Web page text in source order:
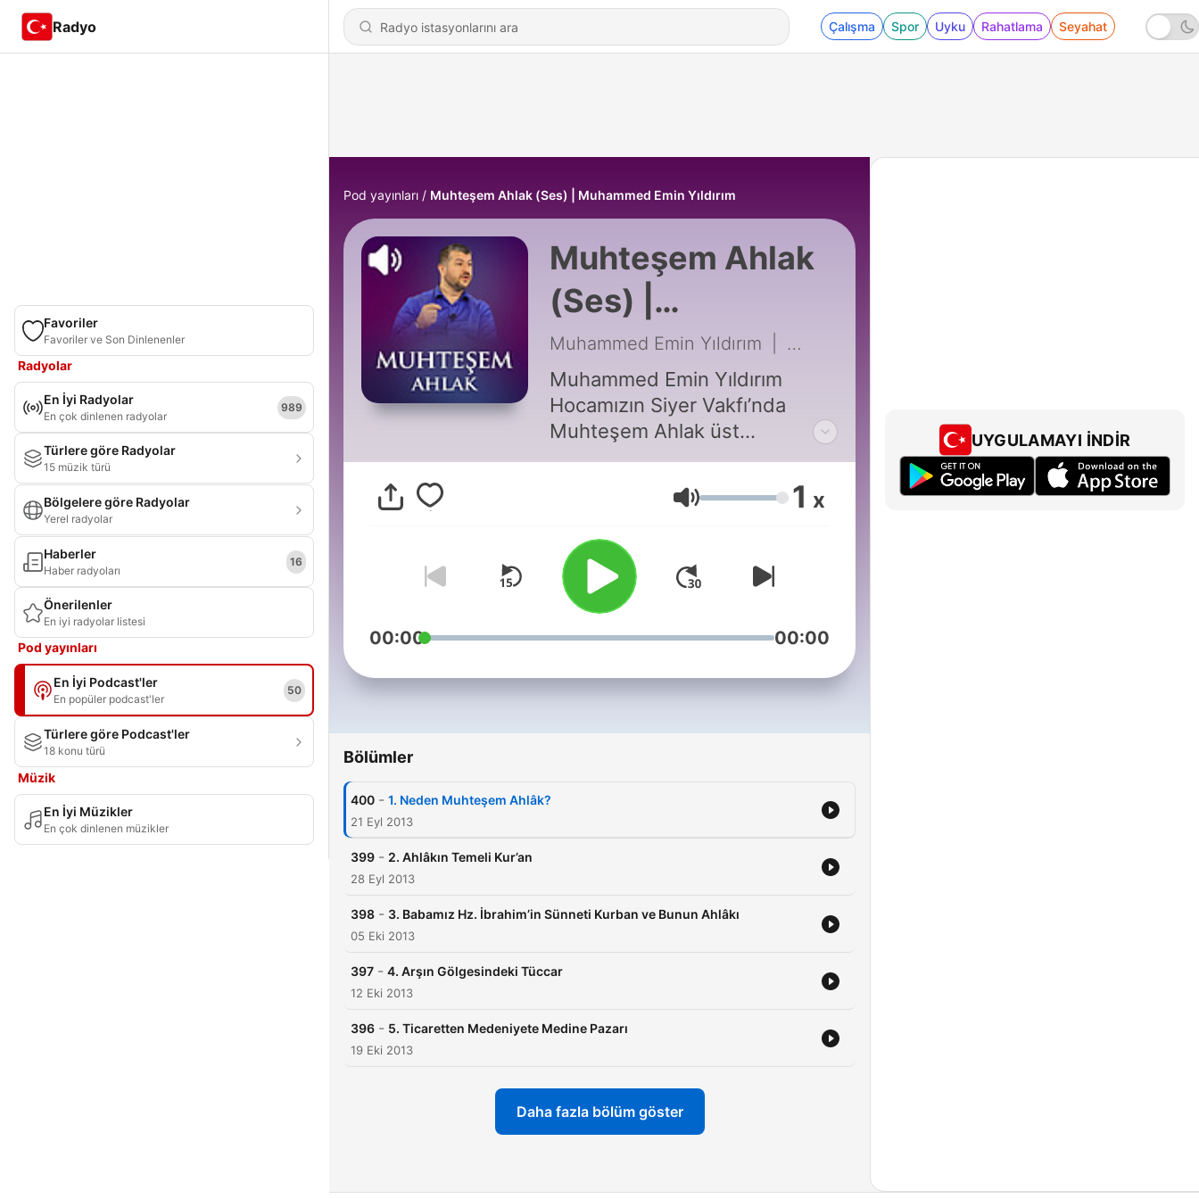
Radyo Çalışma Spor Uyku Rahatlama Seyahat
Favoriler
Favoriler ve Son Dinlenenler
Radyolar
En İyi Radyolar
En çok dinlenen radyolar
989
Türlere göre Radyolar
15 müzik türü
Bölgelere göre Radyolar
Yerel radyolar
Haberler
Haber radyoları
16
Önerilenler
En iyi radyolar listesi
Pod yayınları
En İyi Podcast'ler
En popüler podcast'ler
50
Türlere göre Podcast'ler
18 konu türü
Müzik
En İyi Müzikler
En çok dinlenen müzikler
Pod yayınları Muhteşem Ahlak (Ses) | Muhammed Emin Yıldırım
Muhteşem Ahlak
(Ses) |
Muhammed Emin
Yıldırım
Muhammed Emin Yıldırım 400 - 1. Neden Muhteşem Ahlâk?
Muhammed Emin Yıldırım
Hocamızın Siyer Vakfı’nda
Muhteşem Ahlak üst
başlığında Kur'an'ın bize
Muhteşem Ahlak örneği olarak
gösterdiği Efendimiz'in (sas)
ahlakını anlattığı derslerin ses
arşivi.
Ses 1 x
00:00 00:00
Bölümler
400 - 1. Neden Muhteşem Ahlâk?
21 Eyl 2013
399 - 2. Ahlâkın Temeli Kur’an
28 Eyl 2013
398 - 3. Babamız Hz. İbrahim’in Sünneti Kurban ve Bunun Ahlâkı
05 Eki 2013
397 - 4. Arşın Gölgesindeki Tüccar
12 Eki 2013
396 - 5. Ticaretten Medeniyete Medine Pazarı
19 Eki 2013
Daha fazla bölüm göster
UYGULAMAYI İNDIR